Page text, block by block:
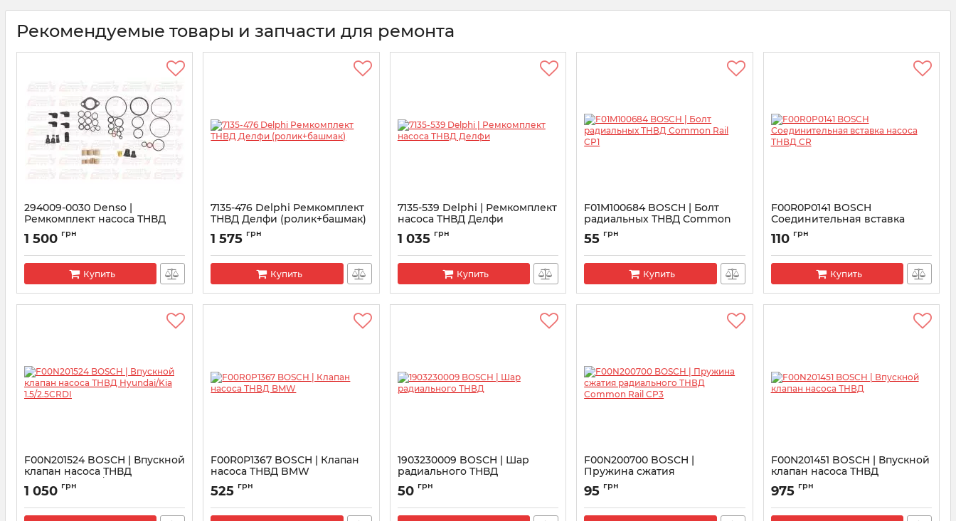
Рекомендуемые товары и запчасти для ремонта
294009-0030 Denso |
Ремкомплект насоса ТНВД
Денсо HP3
Артикул:
1 500 грн
Купить
7135-476 Delphi Ремкомплект
ТНВД Делфи (ролик+башмак)
Артикул: 7135-476
1 575 грн
Купить
7135-539 Delphi | Ремкомплект
насоса ТНВД Делфи
Артикул: 7135-539
1 035 грн
Купить
F01M100684 BOSCH | Болт
радиальных ТНВД Common
Rail CP1
Артикул:
55 грн
Купить
F00R0P0141 BOSCH
Соединительная вставка
насоса ТНВД CR
Артикул:
110 грн
Купить
F00N201524 BOSCH | Впускной
клапан насоса ТНВД
Hyundai/Kia 1.5/2.5CRDI
Артикул:
1 050 грн
F00R0P1367 BOSCH | Клапан
насоса ТНВД BMW
Артикул: F00R0P1367
525 грн
1903230009 BOSCH | Шар
радиального ТНВД
Артикул:
50 грн
F00N200700 BOSCH |
Пружина сжатия
радиального ТНВД Common
Rail CP3
Артикул: F00N200700
95 грн
F00N201451 BOSCH | Впускной
клапан насоса ТНВД
Артикул: F00N201451
975 грн